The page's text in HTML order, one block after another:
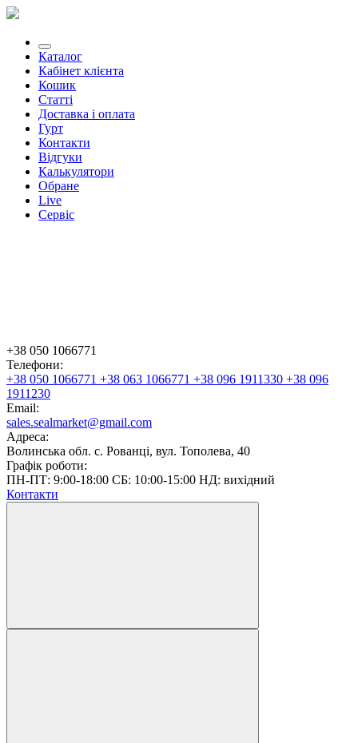
Каталог
Кабінет клієнта
Кошик
Статті
Доставка і оплата
Гурт
Контакти
Відгуки
Калькулятори
Обране
Live
Сервіс
+38 050 1066771
Телефони:
+38 050 1066771 +38 063 1066771 +38 096 1911330 +38 096
1911230
Email:
sales.sealmarket@gmail.com
Адреса:
Волинська обл. с. Рованці, вул. Тополева, 40
Графік роботи:
ПН-ПТ: 9:00-18:00 СБ: 10:00-15:00 НД: вихідний
Контакти